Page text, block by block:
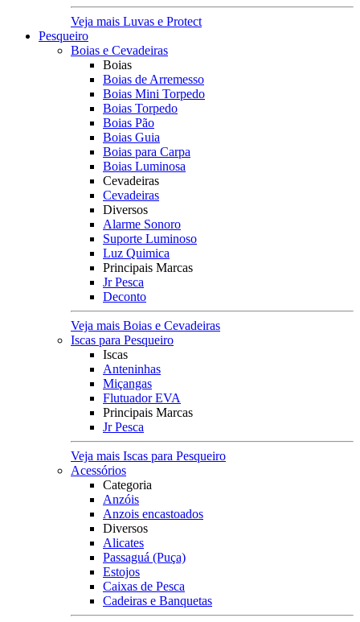
Veja mais Luvas e Protect
Pesqueiro
Boias e Cevadeiras
Boias
Boias de Arremesso
Boias Mini Torpedo
Boias Torpedo
Boias Pão
Boias Guia
Boias para Carpa
Boias Luminosa
Cevadeiras
Cevadeiras
Diversos
Alarme Sonoro
Suporte Luminoso
Luz Quimica
Principais Marcas
Jr Pesca
Deconto
Veja mais Boias e Cevadeiras
Iscas para Pesqueiro
Iscas
Anteninhas
Miçangas
Flutuador EVA
Principais Marcas
Jr Pesca
Veja mais Iscas para Pesqueiro
Acessórios
Categoria
Anzóis
Anzois encastoados
Diversos
Alicates
Passaguá (Puça)
Estojos
Caixas de Pesca
Cadeiras e Banquetas